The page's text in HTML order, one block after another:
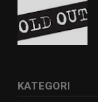
KATEGORI